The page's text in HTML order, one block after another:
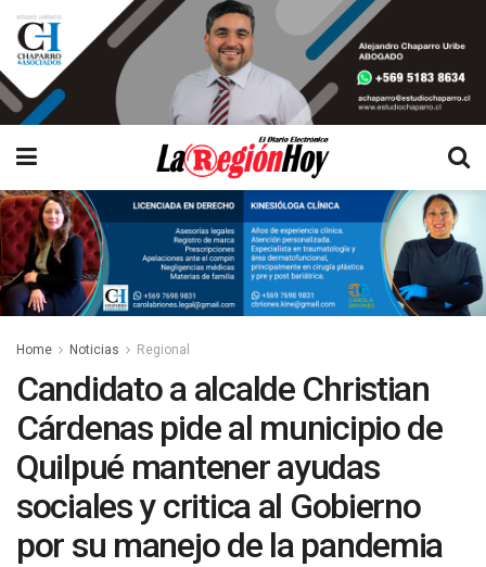
Home Noticias Regional
Candidato a alcalde Christian
Cárdenas pide al municipio de
Quilpué mantener ayudas
sociales y critica al Gobierno
por su manejo de la pandemia